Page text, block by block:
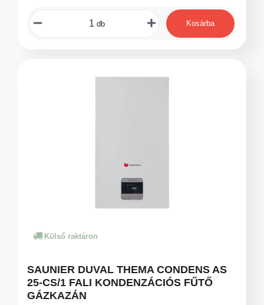
db Kosárba
Külső raktáron
SAUNIER DUVAL THEMA CONDENS AS
25-CS/1 FALI KONDENZÁCIÓS FŰTŐ
GÁZKAZÁN